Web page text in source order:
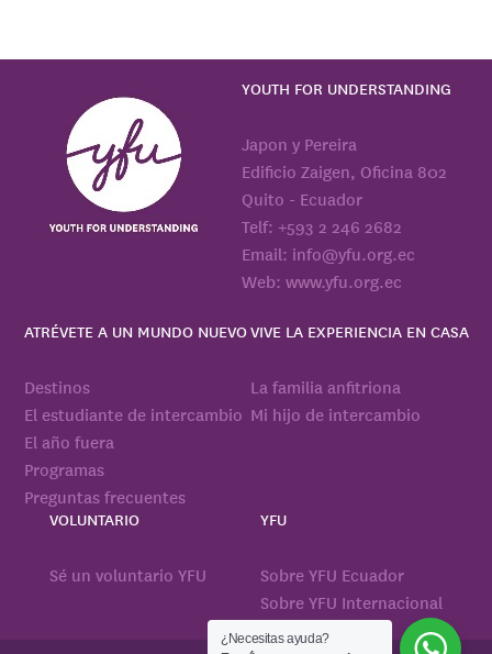
YOUTH FOR UNDERSTANDING
Japon y Pereira
Edificio Zaigen, Oficina 802
Quito - Ecuador
Telf: +593 2 246 2682
Email: info@yfu.org.ec
Web: www.yfu.org.ec
ATRÉVETE A UN MUNDO NUEVO
Destinos
El estudiante de intercambio
El año fuera
Programas
Preguntas frecuentes
VIVE LA EXPERIENCIA EN CASA
La familia anfitriona
Mi hijo de intercambio
VOLUNTARIO
Sé un voluntario YFU
YFU
Sobre YFU Ecuador
Sobre YFU Internacional
¿Necesitas ayuda?